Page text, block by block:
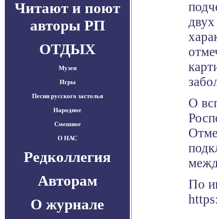
Читают и поют
авторы РП
ОТДЫХ
Музеи
Игры
Песни русского застолья
Народное
Смешное
О НАС
Редколлегия
Авторам
О журнале
О
По